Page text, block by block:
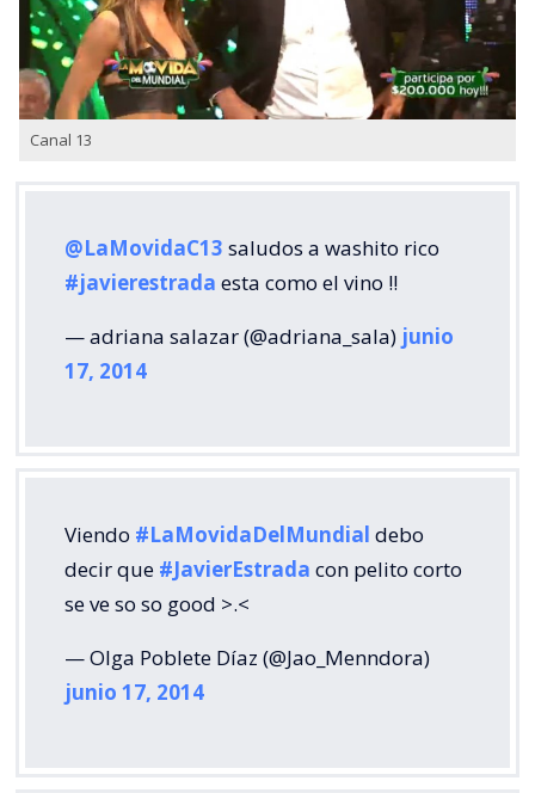
Canal 13
@LaMovidaC13 saludos a washito rico
#javierestrada esta como el vino !!
— adriana salazar (@adriana_sala) junio
17, 2014
Viendo #LaMovidaDelMundial debo
decir que #JavierEstrada con pelito corto
se ve so so good >.<
— Olga Poblete Díaz (@Jao_Menndora)
junio 17, 2014